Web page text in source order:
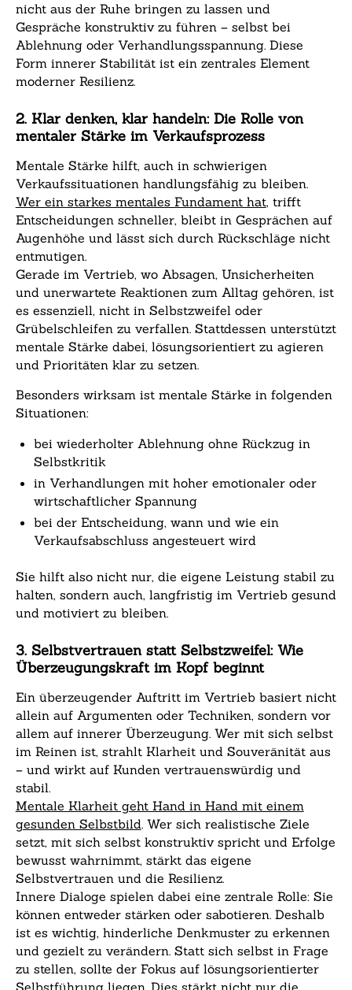
nicht aus der Ruhe bringen zu lassen und
Gespräche konstruktiv zu führen – selbst bei
Ablehnung oder Verhandlungsspannung. Diese
Form innerer Stabilität ist ein zentrales Element
moderner Resilienz.
2. Klar denken, klar handeln: Die Rolle von
mentaler Stärke im Verkaufsprozess
Mentale Stärke hilft, auch in schwierigen
Verkaufssituationen handlungsfähig zu bleiben.
Wer ein starkes mentales Fundament hat, trifft
Entscheidungen schneller, bleibt in Gesprächen auf
Augenhöhe und lässt sich durch Rückschläge nicht
entmutigen.
Gerade im Vertrieb, wo Absagen, Unsicherheiten
und unerwartete Reaktionen zum Alltag gehören, ist
es essenziell, nicht in Selbstzweifel oder
Grübelschleifen zu verfallen. Stattdessen unterstützt
mentale Stärke dabei, lösungsorientiert zu agieren
und Prioritäten klar zu setzen.
Besonders wirksam ist mentale Stärke in folgenden
Situationen:
bei wiederholter Ablehnung ohne Rückzug in
Selbstkritik
in Verhandlungen mit hoher emotionaler oder
wirtschaftlicher Spannung
bei der Entscheidung, wann und wie ein
Verkaufsabschluss angesteuert wird
Sie hilft also nicht nur, die eigene Leistung stabil zu
halten, sondern auch, langfristig im Vertrieb gesund
und motiviert zu bleiben.
3. Selbstvertrauen statt Selbstzweifel: Wie
Überzeugungskraft im Kopf beginnt
Ein überzeugender Auftritt im Vertrieb basiert nicht
allein auf Argumenten oder Techniken, sondern vor
allem auf innerer Überzeugung. Wer mit sich selbst
im Reinen ist, strahlt Klarheit und Souveränität aus
– und wirkt auf Kunden vertrauenswürdig und
stabil.
Mentale Klarheit geht Hand in Hand mit einem
gesunden Selbstbild. Wer sich realistische Ziele
setzt, mit sich selbst konstruktiv spricht und Erfolge
bewusst wahrnimmt, stärkt das eigene
Selbstvertrauen und die Resilienz.
Innere Dialoge spielen dabei eine zentrale Rolle: Sie
können entweder stärken oder sabotieren. Deshalb
ist es wichtig, hinderliche Denkmuster zu erkennen
und gezielt zu verändern. Statt sich selbst in Frage
zu stellen, sollte der Fokus auf lösungsorientierter
Selbstführung liegen. Dies stärkt nicht nur die